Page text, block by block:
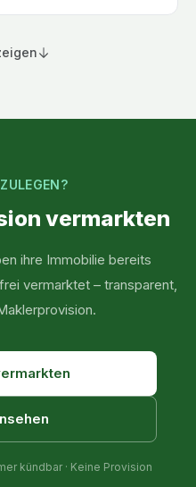
vermarkten
ihre Immobilie bereits
vermarktet – transparent,
kündbar · Keine Provision